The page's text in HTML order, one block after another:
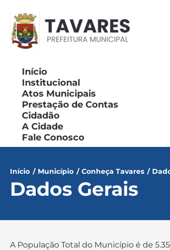
Início
Institucional
Atos Municipais
Prestação de Contas
Cidadão
A Cidade
Fale Conosco
Início / Município / Conheça Tavares /
Dados Gerais
A População Total do Município é de